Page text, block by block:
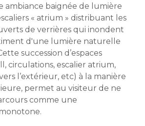
ambiance baignée de lumière
« atrium » distribuant les
de verrières qui inondent
d'une lumière naturelle
succession d’espaces
circulations, escalier atrium,
l’extérieur, etc) à la manière
permet au visiteur de ne
comme une